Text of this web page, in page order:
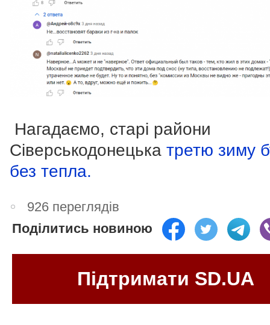
Нагадаємо, старі райони
Сіверськодонецька третю зиму
без тепла.
926 переглядів
Поділитись новиною
Підтримати SD.UA